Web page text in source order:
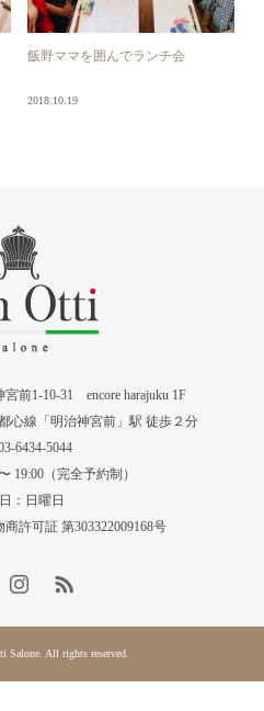
飯野ママを囲んでランチ会
2018.10.19
前1-10-31 encore harajuku 1F
心線「明治神宮前」駅 徒歩２分
6434-5044
19:00（完全予約制）
：日曜日
許可証 第303322009168号
Salone. All rights reserved.